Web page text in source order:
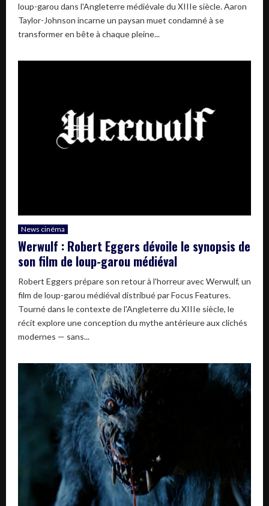
loup-garou dans l'Angleterre médiévale du XIIIe siècle. Aaron
Taylor-Johnson incarne un paysan muet condamné à se
transformer en bête à chaque pleine...
News cinéma
Werwulf : Robert Eggers dévoile le synopsis de
son film de loup-garou médiéval
Robert Eggers prépare son retour à l'horreur avec Werwulf, un
film de loup-garou médiéval distribué par Focus Features.
Tourné dans le contexte de l'Angleterre du XIIIe siècle, le
récit explore une conception du mythe antérieure aux clichés
modernes — sans...